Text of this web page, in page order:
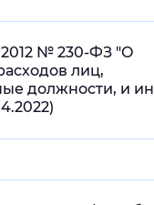
№ 230-ФЗ "О
лиц,
должности, и